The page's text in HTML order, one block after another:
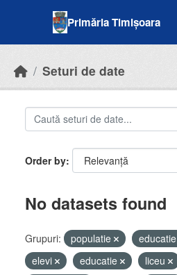
Primăria Timișoara
Seturi de date
Order by
No datasets found
Grupuri: populatie educatie
elevi
educatie liceu